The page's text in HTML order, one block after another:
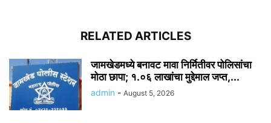
RELATED ARTICLES
जामखेडमध्ये बनावट मावा निर्मितीवर पोलिसांचा
मोठा छापा; १.०६ लाखांचा मुद्देमाल जप्त,...
admin - August 5, 2026